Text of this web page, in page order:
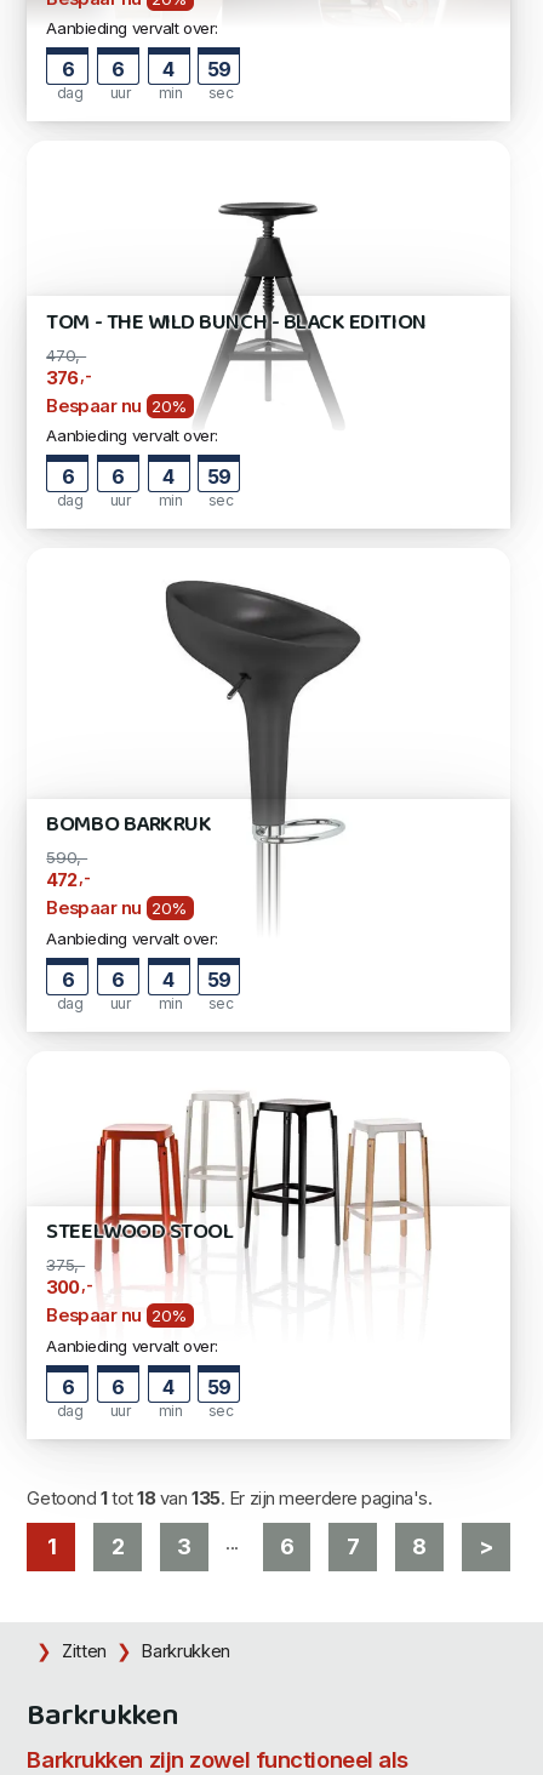
Aanbieding vervalt over:
6
dag
6
uur
4
min
57
sec
TOM - THE WILD BUNCH - BLACK EDITION
470,-
376,-
Bespaar nu
20%
Aanbieding vervalt over:
6
dag
6
uur
4
min
57
sec
BOMBO BARKRUK
590,-
472,-
Bespaar nu
20%
Aanbieding vervalt over:
6
dag
6
uur
4
min
57
sec
STEELWOOD STOOL
375,-
300,-
Bespaar nu
20%
Aanbieding vervalt over:
6
dag
6
uur
4
min
57
sec
Getoond 1tot18van135. Er zijn meerdere pagina's.
1 2 3 ... 6 7 8 >
Zitten Barkrukken
Barkrukken
Barkrukken zijn zowel functioneel als